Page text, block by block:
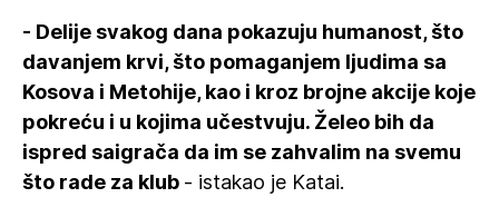
- Delije svakog dana pokazuju humanost, što
davanjem krvi, što pomaganjem ljudima sa
Kosova i Metohije, kao i kroz brojne akcije koje
pokreću i u kojima učestvuju. Želeo bih da
ispred saigrača da im se zahvalim na svemu
što rade za klub - istakao je Katai.